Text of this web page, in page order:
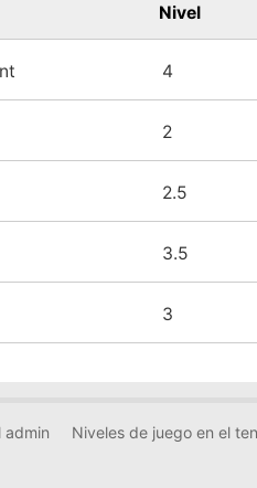
Nivel
4
2
2.5
3.5
3
admin Niveles de juego en el